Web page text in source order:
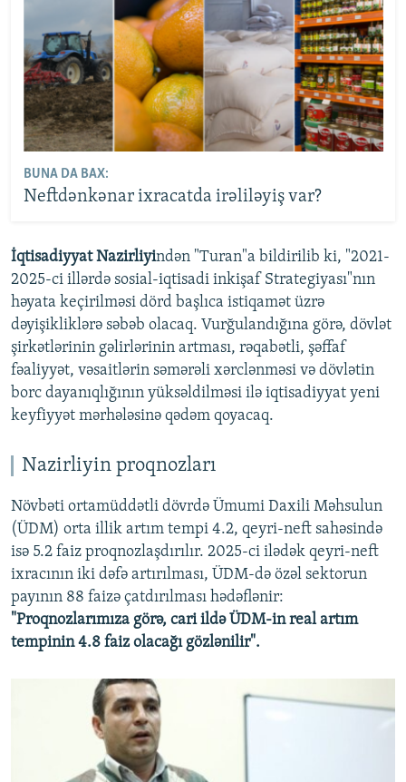
BUNA DA BAX:
Neftdənkənar ixracatda irəliləyiş var?
İqtisadiyyat Nazirliyindən "Turan"a bildirilib ki, "2021-
2025-ci illərdə sosial-iqtisadi inkişaf Strategiyası"nın
həyata keçirilməsi dörd başlıca istiqamət üzrə
dəyişikliklərə səbəb olacaq. Vurğulandığına görə, dövlət
şirkətlərinin gəlirlərinin artması, rəqabətli, şəffaf
fəaliyyət, vəsaitlərin səmərəli xərclənməsi və dövlətin
borc dayanıqlığının yüksəldilməsi ilə iqtisadiyyat yeni
keyfiyyət mərhələsinə qədəm qoyacaq.
Nazirliyin proqnozları
Növbəti ortamüddətli dövrdə Ümumi Daxili Məhsulun
(ÜDM) orta illik artım tempi 4.2, qeyri-neft sahəsində
isə 5.2 faiz proqnozlaşdırılır. 2025-ci ilədək qeyri-neft
ixracının iki dəfə artırılması, ÜDM-də özəl sektorun
payının 88 faizə çatdırılması hədəflənir:
"Proqnozlarımıza görə, cari ildə ÜDM-in real artım
tempinin 4.8 faiz olacağı gözlənilir".